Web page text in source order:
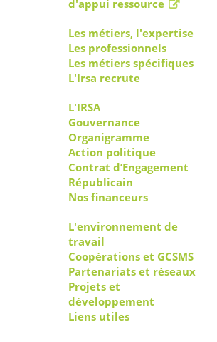
d'appui ressource
Les métiers, l'expertise
Les professionnels
Les métiers spécifiques
L'Irsa recrute
L'IRSA
Gouvernance
Organigramme
Action politique
Contrat d’Engagement
Républicain
Nos financeurs
L'environnement de
travail
Coopérations et GCSMS
Partenariats et réseaux
Projets et
développement
Liens utiles